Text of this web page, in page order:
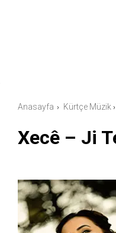
Anasayfa › Kürtçe Müzik ›
Xecê – Ji